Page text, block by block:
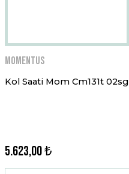
Momentus
Kol Saati Mom Cm131t 02sg
5.623,00 ₺